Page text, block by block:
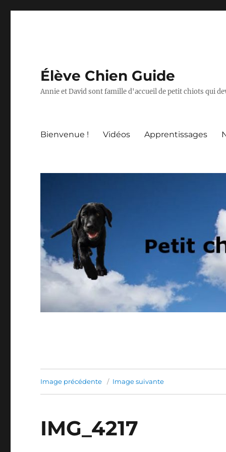
Élève Chien Guide
Annie et David sont famille d'accueil de petit chiots qui
Bienvenue ! Vidéos Apprentissages
Image précédente Image suivante
IMG_4217